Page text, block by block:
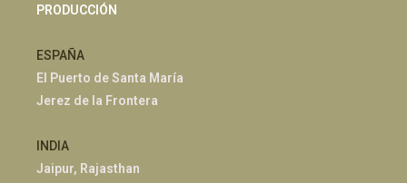
PRODUCCIÓN
ESPAÑA
El Puerto de Santa María
Jerez de la Frontera
INDIA
Jaipur, Rajasthan